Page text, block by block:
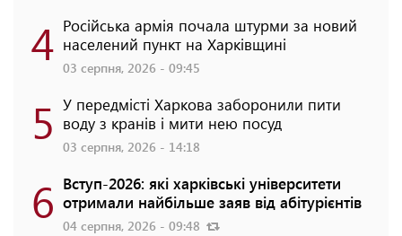
4 Російська армія почала штурми за новий
населений пункт на Харківщині
03 серпня, 2026 - 09:45
5 У передмісті Харкова заборонили пити
воду з кранів і мити нею посуд
03 серпня, 2026 - 14:18
6 Вступ-2026: які харківські університети
отримали найбільше заяв від абітурієнтів
04 серпня, 2026 - 09:48